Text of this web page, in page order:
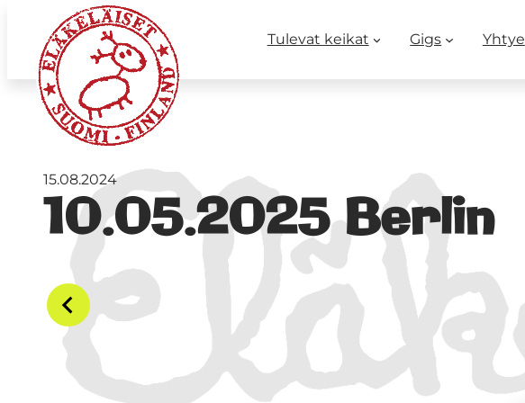
Tulevat keikat Gigs Yhtye
10.05.2025 Berlin
15.08.2024